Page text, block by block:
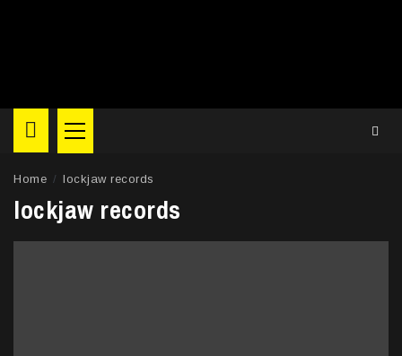
Primary
Menu
Home lockjaw records
lockjaw records